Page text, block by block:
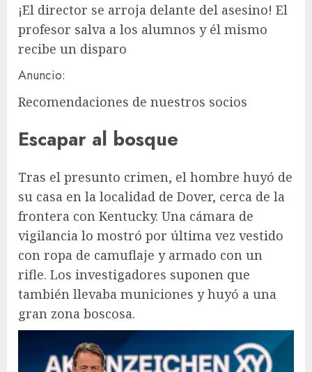
¡El director se arroja delante del asesino! El
profesor salva a los alumnos y él mismo
recibe un disparo
Anuncio:
Recomendaciones de nuestros socios
Escapar al bosque
Tras el presunto crimen, el hombre huyó de
su casa en la localidad de Dover, cerca de la
frontera con Kentucky. Una cámara de
vigilancia lo mostró por última vez vestido
con ropa de camuflaje y armado con un
rifle. Los investigadores suponen que
también llevaba municiones y huyó a una
gran zona boscosa.